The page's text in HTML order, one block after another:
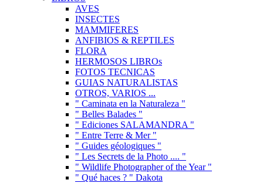
AVES
INSECTES
MAMMIFERES
ANFIBIOS & REPTILES
FLORA
HERMOSOS LIBROs
FOTOS TECNICAS
GUIAS NATURALISTAS
OTROS, VARIOS ...
" Caminata en la Naturaleza "
" Belles Balades "
" Ediciones SALAMANDRA "
" Entre Terre & Mer "
" Guides géologiques "
" Les Secrets de la Photo .... "
" Wildlife Photographer of the Year "
" Qué haces ? " Dakota